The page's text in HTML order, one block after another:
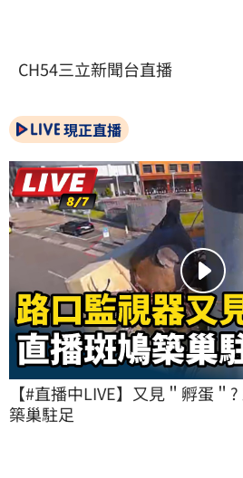
CH54三立新聞台直播
現正直播
【#直播中LIVE】又見＂孵蛋＂
築巢駐足